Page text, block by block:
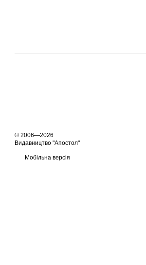
© 2006—2026
Видавництво "Апостол"
Мобільна версія